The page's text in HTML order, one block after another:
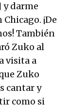
y darme
¡De
También
Zuko al
visita a
Zuko
cantar y
como si